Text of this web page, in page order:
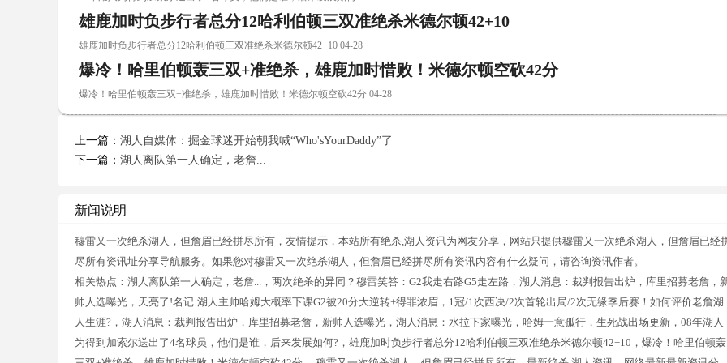
雄鹿加时负步行者总分12哈利伯顿三双准绝杀米德尔顿42+10
雄鹿加时负步行者总分12哈利伯顿三双准绝杀米德尔顿42+10 04-28
爆冷！哈里伯顿轰三双+准绝杀，雄鹿加时惜败！米德尔顿空砍42分
爆冷！哈里伯顿轰三双+准绝杀，雄鹿加时惜败！米德尔顿空砍42分 04-28
上一篇： 湖人自媒体：掘金球迷开始朝我喊“Who'sYourDaddy”了
下一篇： 湖人离队第一人确定，老詹...
新闻说明
穆雷又一次绝杀湖人，但詹眉已经拼尽所有，友情提示，本站所有绝杀,湖人资讯为网友分享，网站只提供穆雷又一次绝杀湖人，但詹眉已经
尽所有资讯址分享导航服务。如果您对穆雷又一次绝杀湖人，但詹眉已经拼尽所有资讯内容有什么疑问，请咨询资讯作者。
相关热点：湖人离队第一人确定，老詹...，两次绝杀的异同？穆雷笑答：G2我走右路G5走左路，湖人消息：裁判报告出炉，库里招募老詹，
帅人选曝光，天亮了!名记:湖人主帅哈姆大概率下课G2被20分大逆转+得罪浓眉，1冠/1次西决/2次首轮出局/2次无缘季后赛！如何评价老詹湖
人生涯?，湖人消息：裁判报告出炉，库里招募老詹，新帅人选曝光，湖人消息：水拉下家曝光，哈姆一意孤行，生死战出场更新，08年湖人
为得到加索尔送出了4名球员，他们是谁，后来发展如何?，雄鹿加时负步行者总分12哈利伯顿三双准绝杀米德尔顿42+10，爆冷！哈里伯顿轰